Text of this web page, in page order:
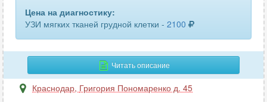
плевральной полости
плечевого сплетения 2
плечевого сустава 26
Цена на диагностику:
УЗИ мягких тканей грудной клетки - 2100
Читать описание
Краснодар, Григория Пономаренко д. 45